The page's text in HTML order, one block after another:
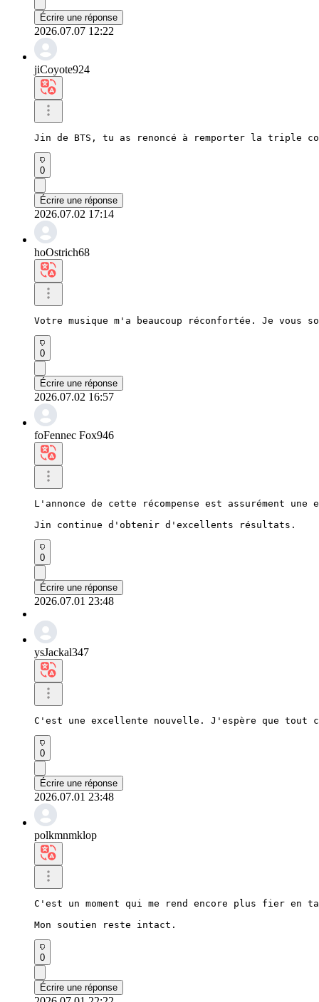
Écrire une réponse
2026.07.07 12:22
jiCoyote924
Jin de BTS, tu as renoncé à remporter la triple
0
Écrire une réponse
2026.07.02 17:14
hoOstrich68
Votre musique m'a beaucoup réconfortée. Je vous
0
Écrire une réponse
2026.07.02 16:57
foFennec Fox946
L'annonce de cette récompense est assurément
Jin continue d'obtenir d'excellents résultats.
0
Écrire une réponse
2026.07.01 23:48
ysJackal347
C'est une excellente nouvelle. J'espère que tout
0
Écrire une réponse
2026.07.01 23:48
polkmnmklop
C'est un moment qui me rend encore plus fier en
Mon soutien reste intact.
0
Écrire une réponse